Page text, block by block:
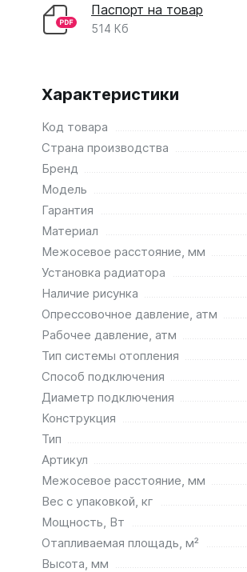
Паспорт на товар
514 Кб
Характеристики
Код товара
Страна производства
Бренд
Модель
Гарантия
Материал
Межосевое расстояние, мм
Установка радиатора
Наличие рисунка
Опрессовочное давление, атм
Рабочее давление, атм
Тип системы отопления
Способ подключения
Диаметр подключения
Конструкция
Тип
Артикул
Межосевое расстояние, мм
Вес с упаковкой, кг
Мощность, Вт
Отапливаемая площадь, м²
Высота, мм